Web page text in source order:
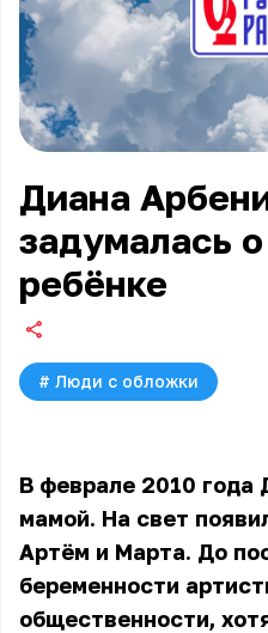
Диана
задумалась
ребёнке
# Люди с обложки
В феврале 2010 года
мамой. На свет
Артём и Марта. До
беременности
общественности,